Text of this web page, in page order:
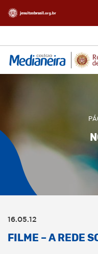
16.05.12
FILME – A REDE